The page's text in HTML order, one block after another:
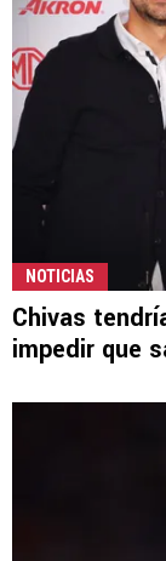
NOTICIAS
Chivas
impedir que